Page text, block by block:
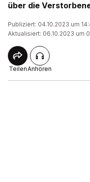
über die
Publiziert: 04.10.2023 um
Aktualisiert: 06.10.2023 um
TeilenAnhören